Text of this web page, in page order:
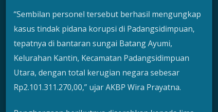
“Sembilan personel tersebut berhasil mengungkap
kasus tindak pidana korupsi di Padangsidimpuan,
tepatnya di bantaran sungai Batang Ayumi,
Kelurahan Kantin, Kecamatan Padangsidimpuan
Utara, dengan total kerugian negara sebesar
Rp2.101.311.270,00,” ujar AKBP Wira Prayatna.